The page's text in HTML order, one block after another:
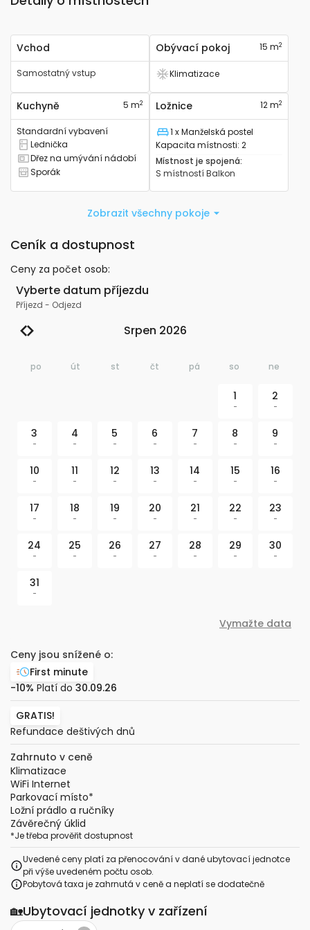
Vchod
Samostatný vstup
Obývací pokoj 15 m2
Má klimatizaci
Klimatizace
Kuchyně 5 m2
Standardní vybavení
Má lednici
Lednička
Má kuchyňský dřez
Dřez na umývání nádobí
Má sporák
Sporák
Ložnice 12 m2
Lůžko1 x Manželská postel
Kapacita místnosti: 2
Místnost je spojená:
S místnostíBalkon
Zobrazit všechny pokoje
Ceník a dostupnost
Ceny za počet osob:
Vyberte datum příjezdu
Příjezd - Odjezd
Srpen 2026
po út st čt pá so ne
1
-
2
-
3
-
4
-
5
-
6
-
7
-
8
-
9
-
10
-
11
-
12
-
13
-
14
-
15
-
16
-
17
-
18
-
19
-
20
-
21
-
22
-
23
-
24
-
25
-
26
-
27
-
28
-
29
-
30
-
31
-
Vymažte data
Ceny jsou snížené o:
First minute
-10% Platí do 30.09.26
GRATIS!
Refundace deštivých dnů
Zahrnuto v ceně
Klimatizace
WiFi Internet
Parkovací místo*
Ložní prádlo a ručníky
Závěrečný úklid
*Je třeba prověřit dostupnost
Uvedené ceny platí za přenocování v dané ubytovací jednotce
při výše uvedeném počtu osob.
Pobytová taxa je zahrnutá v ceně a neplatí se dodatečně
🏡Ubytovací jednotky v zařízení